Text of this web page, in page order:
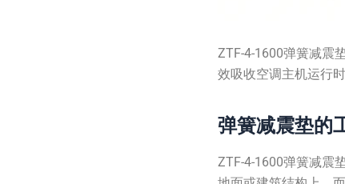
ZTF-4-1600弹簧减震
效吸收空调主机运行
弹簧减震垫的
ZTF-4-1600弹簧减震